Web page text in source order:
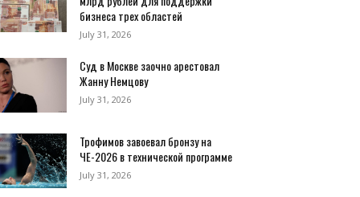
бизнеса трех областей
July 31, 2026
Суд в Москве заочно арестовал
Жанну Немцову
July 31, 2026
Трофимов завоевал бронзу на
ЧЕ-2026 в технической программе
July 31, 2026